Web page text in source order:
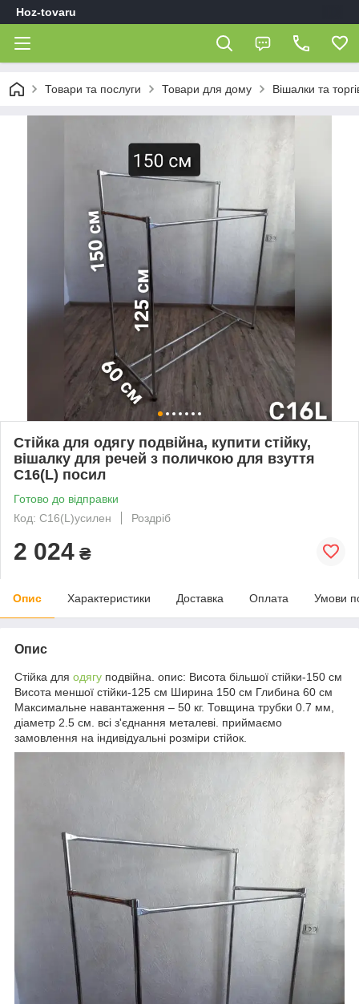
Hoz-tovaru
Товари та послуги Товари для дому Вішалки та
Стійка для одягу подвійна, купити стійку,
вішалку для речей з поличкою для взуття
С16(L) посил
Готово до відправки
Код: С16(L)усилен
Роздріб
2 024 ₴
Опис Характеристики Доставка Оплата Умови
Опис
Стійка для одягу подвійна. опис: Висота більшої стійки-150 см
Висота меншої стійки-125 см Ширина 150 см Глибина 60 см
Максимальне навантаження – 50 кг. Товщина трубки 0.7 мм,
діаметр 2.5 см. всі з'єднання металеві. приймаємо
замовлення на індивідуальні розміри стійок.